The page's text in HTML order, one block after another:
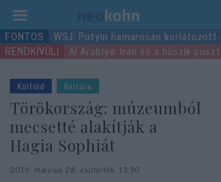
Kilépés
a
tartalomba
WSJ: Putyin hamarosan
Al Arabiya: Irán és a húszik
Külföld Kultúra
Törökország: múzeumból
mecsetté alakítják a
Hagia Sophiát
2019. március 28. csütörtök, 13:30